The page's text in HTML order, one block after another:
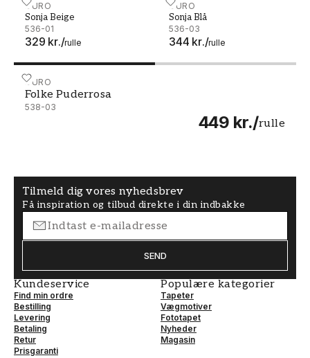
DURO
Sonja Beige
536-01
329 kr./rulle
Sonja Beige - 536-01 DURO
Sonja Blå
536-03
344 kr./rulle
Sonja Blå - 536-03
DURO
Folke Puderrosa
538-03
449 kr./rulle
Folke Puderrosa - 538-03
Tilmeld dig vores nyhedsbrev
Få inspiration og tilbud direkte i din indbakke
SEND
Kundeservice
Find min ordre
Bestilling
Levering
Betaling
Retur
Prisgaranti
Populære kategorier
Tapeter
Vægmotiver
Fototapet
Nyheder
Magasin